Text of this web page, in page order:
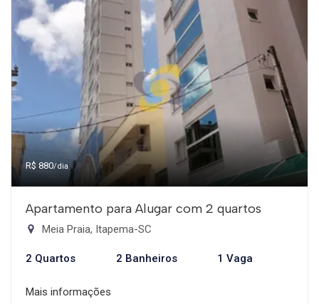
R$ 880/dia
Apartamento para Alugar com 2 quartos
Meia Praia, Itapema-SC
2 Quartos 2 Banheiros 1 Vaga
Mais informações